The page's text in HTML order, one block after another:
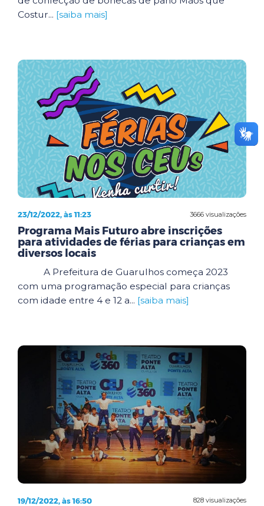
Costur... [saiba mais]
3666 visualizações
23/12/2022, às 11:23
Programa Mais Futuro abre inscrições
para atividades de férias para crianças em
diversos locais
A Prefeitura de Guarulhos começa 2023
com uma programação especial para crianças
com idade entre 4 e 12 a... [saiba mais]
828 visualizações
19/12/2022, às 16:50